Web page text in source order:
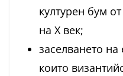
културен бум
на X век;
заселването
които